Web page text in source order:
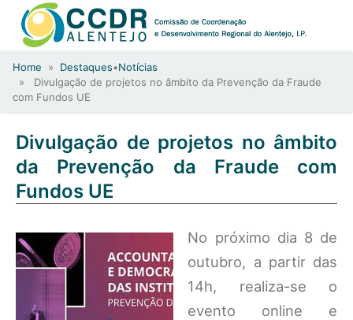
Home » Destaques•Notícias
» Divulgação de projetos no âmbito da Prevenção da Fraude
com Fundos UE
Divulgação de projetos no âmbito
da Prevenção da Fraude com
Fundos UE
No próximo dia 8 de
outubro, a partir das
14h, realiza-se o
evento online e